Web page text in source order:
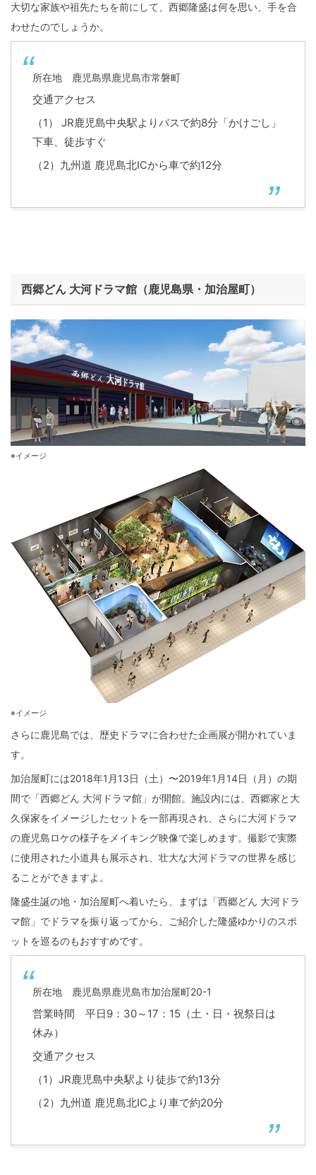
大切な家族や祖先たちを前にして、西郷隆盛は何を思い、手を合
わせたのでしょうか。
所在地 鹿児島県鹿児島市常磐町
交通アクセス
（1） JR鹿児島中央駅よりバスで約8分「かけごし」
下車、徒歩すぐ
（2）九州道 鹿児島北ICから車で約12分
西郷どん 大河ドラマ館（鹿児島県・加治屋町）
※イメージ
※イメージ
さらに鹿児島では、歴史ドラマに合わせた企画展が開かれていま
す。
加治屋町には2018年1月13日（土）〜2019年1月14日（月）の期
間で「西郷どん 大河ドラマ館」が開館。施設内には、西郷家と大
久保家をイメージしたセットを一部再現され、さらに大河ドラマ
の鹿児島ロケの様子をメイキング映像で楽しめます。撮影で実際
に使用された小道具も展示され、壮大な大河ドラマの世界を感じ
ることができますよ。
隆盛生誕の地・加治屋町へ着いたら、まずは「西郷どん 大河ドラ
マ館」でドラマを振り返ってから、ご紹介した隆盛ゆかりのスポ
ットを巡るのもおすすめです。
所在地 鹿児島県鹿児島市加治屋町20-1
営業時間 平日9：30～17：15（土・日・祝祭日は
休み）
交通アクセス
（1）JR鹿児島中央駅より徒歩で約13分
（2）九州道 鹿児島北ICより車で約20分